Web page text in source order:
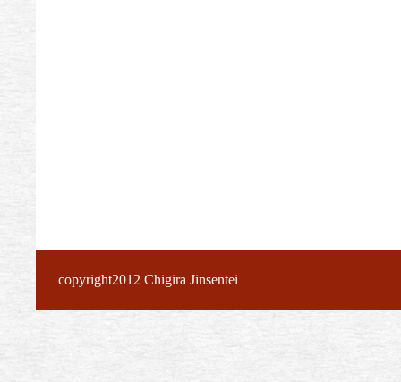
copyright2012 Chigira Jinsentei